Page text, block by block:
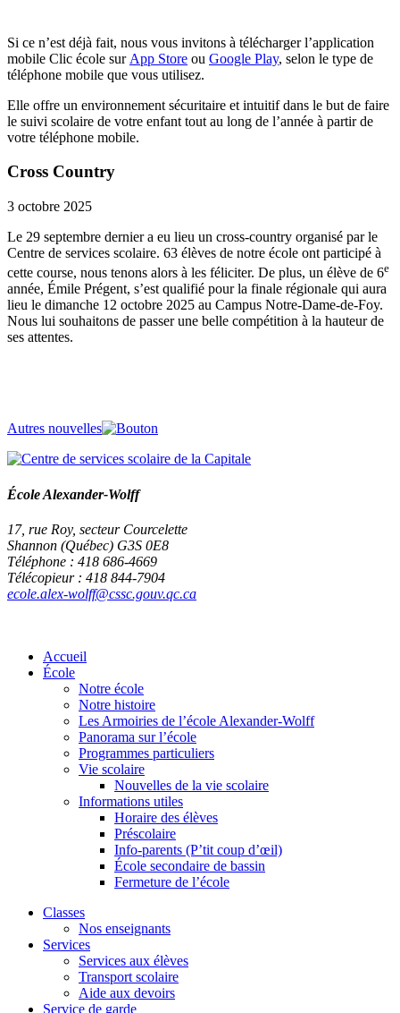
Si ce n’est déjà fait, nous vous invitons à télécharger l’application
mobile Clic école sur App Store ou Google Play, selon le type de
téléphone mobile que vous utilisez.
Elle offre un environnement sécuritaire et intuitif dans le but de faire
le suivi scolaire de votre enfant tout au long de l’année à partir de
votre téléphone mobile.
Cross Country
3 octobre 2025
Le 29 septembre dernier a eu lieu un cross-country organisé par le
Centre de services scolaire. 63 élèves de notre école ont participé à
cette course, nous tenons alors à les féliciter. De plus, un élève de 6e
année, Émile Prégent, s’est qualifié pour la finale régionale qui aura
lieu le dimanche 12 octobre 2025 au Campus Notre-Dame-de-Foy.
Nous lui souhaitons de passer une belle compétition à la hauteur de
ses attentes.
Autres nouvelles
École Alexander-Wolff
17, rue Roy, secteur Courcelette
Shannon (Québec) G3S 0E8
Téléphone : 418 686-4669
Télécopieur : 418 844-7904
ecole.alex-wolff@cssc.gouv.qc.ca
Accueil
École
Notre école
Notre histoire
Les Armoiries de l’école Alexander-Wolff
Panorama sur l’école
Programmes particuliers
Vie scolaire
Nouvelles de la vie scolaire
Informations utiles
Horaire des élèves
Préscolaire
Info-parents (P’tit coup d’œil)
École secondaire de bassin
Fermeture de l’école
Classes
Nos enseignants
Services
Services aux élèves
Transport scolaire
Aide aux devoirs
Service de garde